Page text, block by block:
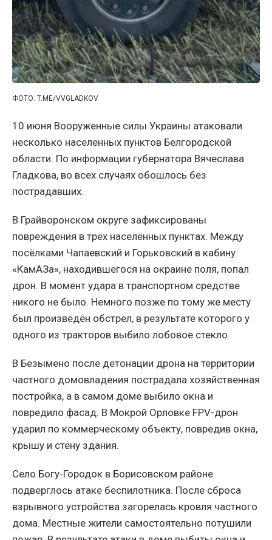
ФОТО: T.ME/VVGLADKOV
10 июня Вооруженные силы Украины атаковали
несколько населенных пунктов Белгородской
области. По информации губернатора Вячеслава
Гладкова, во всех случаях обошлось без
пострадавших.
В Грайворонском округе зафиксированы
повреждения в трёх населённых пунктах. Между
посёлками Чапаевский и Горьковский в кабину
«КамАЗа», находившегося на окраине поля, попал
дрон. В момент удара в транспортном средстве
никого не было. Немного позже по тому же месту
был произведён обстрел, в результате которого у
одного из тракторов выбило лобовое стекло.
В Безымено после детонации дрона на территории
частного домовладения пострадала хозяйственная
постройка, а в самом доме выбило окна и
повредило фасад. В Мокрой Орловке FPV-дрон
ударил по коммерческому объекту, повредив окна,
крышу и стену здания.
Село Богу-Городок в Борисовском районе
подверглось атаке беспилотника. После сброса
взрывного устройства загорелась кровля частного
дома. Местные жители самостоятельно потушили